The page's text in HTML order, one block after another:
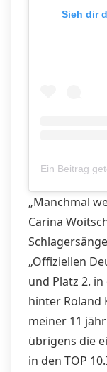
Sieh dir
„Manchmal
Carina
„Offiziellen
und Platz 2. in
hinter Roland
meiner 11
übrigens die
in den TOP